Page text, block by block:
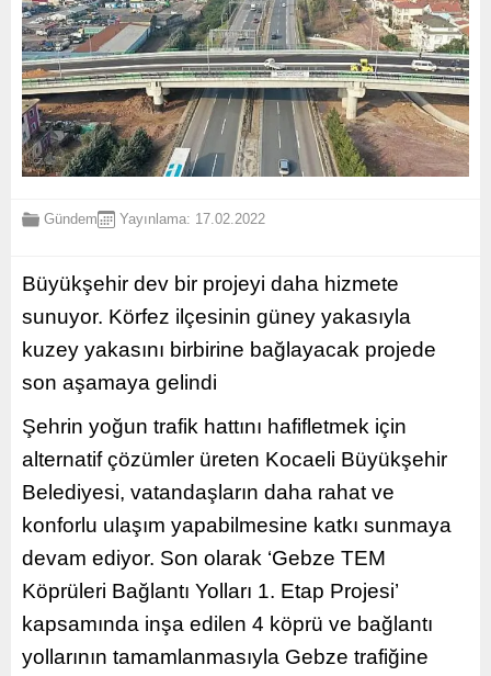
Gündem Yayınlama: 17.02.2022
Büyükşehir dev bir projeyi daha hizmete
sunuyor. Körfez ilçesinin güney yakasıyla
kuzey yakasını birbirine bağlayacak projede
son aşamaya gelindi
Şehrin yoğun trafik hattını hafifletmek için
alternatif çözümler üreten Kocaeli Büyükşehir
Belediyesi, vatandaşların daha rahat ve
konforlu ulaşım yapabilmesine katkı sunmaya
devam ediyor. Son olarak ‘Gebze TEM
Köprüleri Bağlantı Yolları 1. Etap Projesi’
kapsamında inşa edilen 4 köprü ve bağlantı
yollarının tamamlanmasıyla Gebze trafiğine